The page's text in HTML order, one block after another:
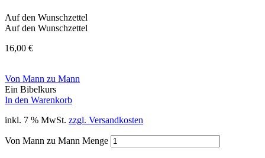
Auf den Wunschzettel
Auf den Wunschzettel
16,00 €
Von Mann zu Mann
Ein Bibelkurs
In den Warenkorb
inkl. 7 % MwSt. zzgl. Versandkosten
Von Mann zu Mann Menge